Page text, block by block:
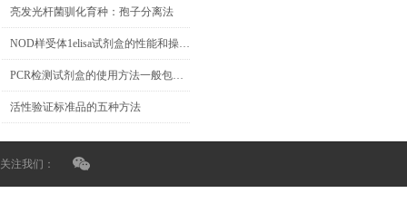
亮发光杆菌驯化育种：孢子分离法
NOD样受体1elisa试剂盒的性能和操作流程
PCR检测试剂盒的使用方法一般包括哪几个步骤？
活性验证标准品的五种方法
关注我们：